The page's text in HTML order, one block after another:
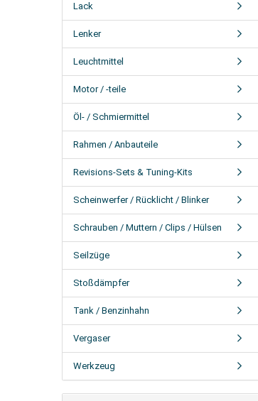
Lack
Lenker
Leuchtmittel
Motor / -teile
Öl- / Schmiermittel
Rahmen / Anbauteile
Revisions-Sets & Tuning-Kits
Scheinwerfer / Rücklicht / Blinker
Schrauben / Muttern / Clips / Hülsen
Seilzüge
Stoßdämpfer
Tank / Benzinhahn
Vergaser
Werkzeug